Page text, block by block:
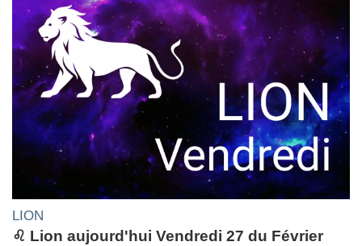
LION
♌ Lion aujourd'hui Vendredi 27 du Février